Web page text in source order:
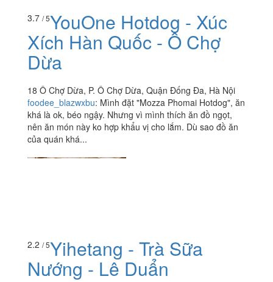
3.7 / 5YouOne Hotdog - Xúc
Xích Hàn Quốc - Ô Chợ
Dừa
18 Ô Chợ Dừa, P. Ô Chợ Dừa, Quận Đống Đa, Hà Nội
foodee_blazwxbu: Mình đặt "Mozza Phomai Hotdog", ăn
khá là ok, béo ngậy. Nhưng vì mình thích ăn đồ ngọt,
nên ăn món này ko hợp khẩu vị cho lắm. Dù sao đồ ăn
của quán khá...
2.2 / 5Yihetang - Trà Sữa
Nướng - Lê Duẩn